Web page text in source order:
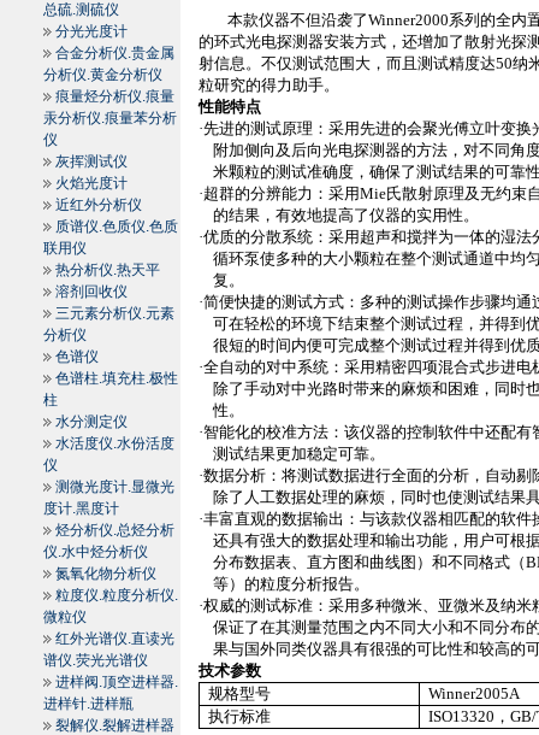
总硫.测硫仪
分光光度计
合金分析仪.贵金属
分析仪.黄金分析仪
痕量烃分析仪.痕量
汞分析仪.痕量苯分析
仪
灰挥测试仪
火焰光度计
近红外分析仪
质谱仪.色质仪.色质
联用仪
热分析仪.热天平
溶剂回收仪
三元素分析仪.元素
分析仪
色谱仪
色谱柱.填充柱.极性
柱
水分测定仪
水活度仪.水份活度
仪
测微光度计.显微光
度计.黑度计
烃分析仪.总烃分析
仪.水中烃分析仪
氮氧化物分析仪
粒度仪.粒度分析仪.
微粒仪
红外光谱仪.直读光
谱仪.荧光光谱仪
进样阀.顶空进样器.
进样针.进样瓶
裂解仪.裂解进样器
本款仪器不但沿袭了Winner2000系列的全内
的环式光电探测器安装方式，还增加了散射光探
射信息。不仅测试范围大，而且测试精度达50纳
粒研究的得力助手。
性能特点
·先进的测试原理：采用先进的会聚光傅立叶变
附加侧向及后向光电探测器的方法，对不同角
米颗粒的测试准确度，确保了测试结果的可靠
·超群的分辨能力：采用Mie氏散射原理及无约束
的结果，有效地提高了仪器的实用性。
·优质的分散系统：采用超声和搅拌为一体的湿
循环泵使多种的大小颗粒在整个测试通道中均
复。
·简便快捷的测试方式：多种的测试操作步骤均
可在轻松的环境下结束整个测试过程，并得到
很短的时间内便可完成整个测试过程并得到优
·全自动的对中系统：采用精密四项混合式步进
除了手动对中光路时带来的麻烦和困难，同时
性。
·智能化的校准方法：该仪器的控制软件中还配
测试结果更加稳定可靠。
·数据分析：将测试数据进行全面的分析，自动
除了人工数据处理的麻烦，同时也使测试结果
·丰富直观的数据输出：与该款仪器相匹配的软
还具有强大的数据处理和输出功能，用户可根
分布数据表、直方图和曲线图）和不同格式（
等）的粒度分析报告。
·权威的测试标准：采用多种微米、亚微米及纳
保证了在其测量范围之内不同大小和不同分布
果与国外同类仪器具有很强的可比性和较高的
技术参数
规格型号
Winner2005A
执行标准
ISO13320 ，